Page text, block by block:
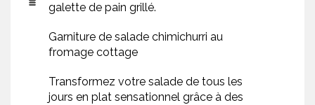
galette de pain grillé.
Garniture de salade chimichurri au
fromage cottage
Transformez votre salade de tous les
jours en plat sensationnel grâce à des